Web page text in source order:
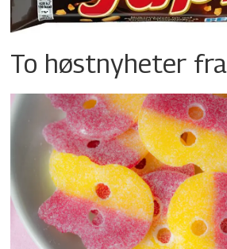
To høstnyheter